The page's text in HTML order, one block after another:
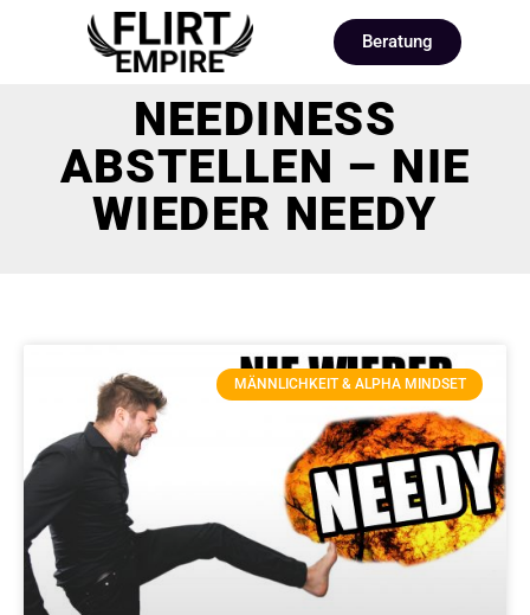
Beratung
NEEDINESS
ABSTELLEN – NIE
WIEDER NEEDY
MÄNNLICHKEIT & ALPHA MINDSET